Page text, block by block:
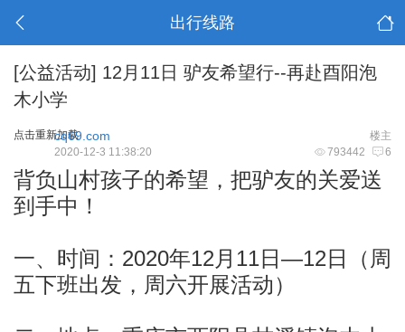
出行线路
[公益活动] 12月11日 驴友希望行--再赴酉阳泡
木小学
点击重新加载 楼主
cq69.com
793442 6
2020-12-3 11:38:20
背负山村孩子的希望，把驴友的关爱送
到手中！
一、时间：2020年12月11日—12日（周
五下班出发，周六开展活动）